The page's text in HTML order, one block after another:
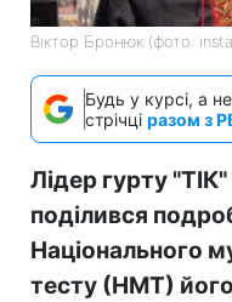
Віктор Бронюк (фото:
Будь у курсі, а
стрічці разом з
Лідер гурту
поділився
Національного
тесту (НМТ)